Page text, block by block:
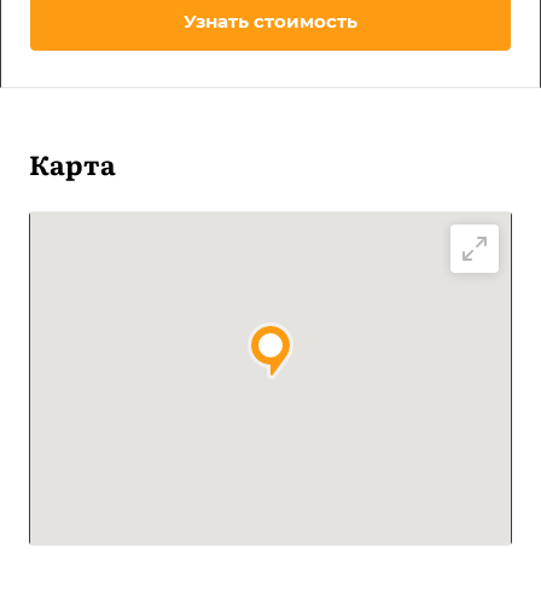
Узнать стоимость
Карта